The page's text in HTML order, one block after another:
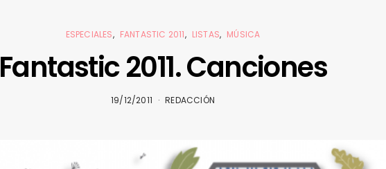
ESPECIALES FANTASTIC 2011 LISTAS MÚSICA
Fantastic 2011. Canciones
19/12/2011 REDACCIÓN